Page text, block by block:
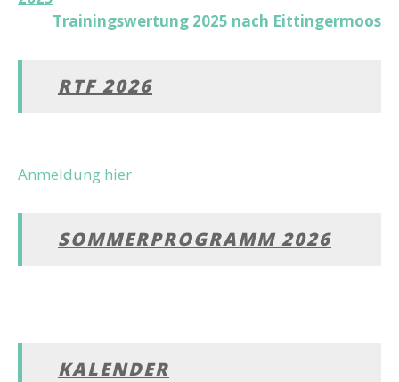
Trainingswertung 2025 nach Eittingermoos
RTF 2026
Anmeldung hier
SOMMERPROGRAMM 2026
KALENDER